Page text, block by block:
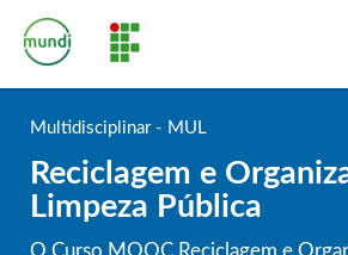
PLATAFORMA DE CURSOS
ENTRAR
Multidisciplinar - MUL
Reciclagem e
Limpeza Pública